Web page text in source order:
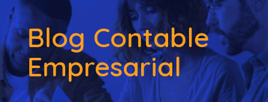
Blog Contable
Empresarial